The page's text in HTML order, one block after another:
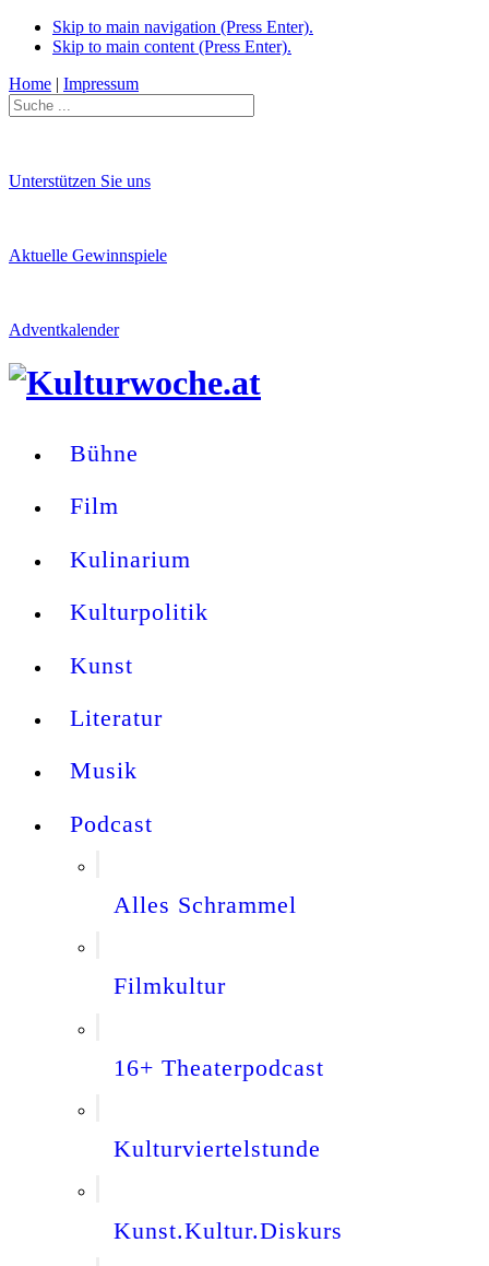
Skip to main navigation (Press Enter).
Skip to main content (Press Enter).
Home | Impressum
Unterstützen Sie uns
Aktuelle Gewinnspiele
Adventkalender
Bühne
Film
Kulinarium
Kulturpolitik
Kunst
Literatur
Musik
Podcast
Alles Schrammel
Filmkultur
16+ Theaterpodcast
Kulturviertelstunde
Kunst.Kultur.Diskurs